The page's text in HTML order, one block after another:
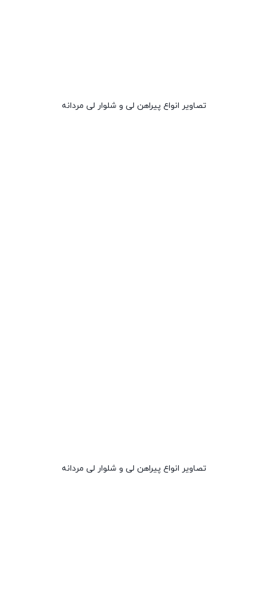
تصاویر انواع پیراهن لی و شلوار لی مردانه
تصاویر انواع پیراهن لی و شلوار لی مردانه